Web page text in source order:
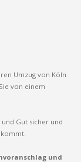
Umzug von Köln
von einem
und Gut sicher und
und